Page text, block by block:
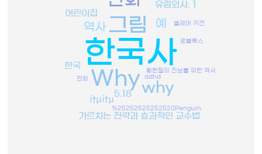
한국사
그림
Whywhy
역사 예
5.18
í†µí†µ
가르치는 전략과 효과적인 교수법
어린이집
유림외사. 1
한국
황현필의 진보를 위한 역사
adhd
로블록스
만화
클레어 키건
%25252525252520Penguin